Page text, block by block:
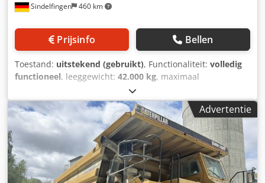
Sindelfingen 460 km
Prijsinfo Bellen
Toestand: uitstekend (gebruikt), Functionaliteit: volledig
functioneel, leeggewicht: 42.000 kg, maximaal
, totaalgewicht:
Bouwjaar:2011, bedrijfsturen:20.000 h, * Bouwjaar 2011
(gereviseerd, met certificaat) * 20.000 draaiuren * Motor:
Cat V3412E (815 pk / 600 kW) Cjdpfx Aceznbctj Ieha *
Laadvermogen: 62,7 ton * Eigen gewicht: 42.000 kg *
Toelaatbaar totaal gewicht: 105.000 kg * Inhoud: 42 m³ *
Banden: 24.00 R35 * In uitstekende staat
Advertentie